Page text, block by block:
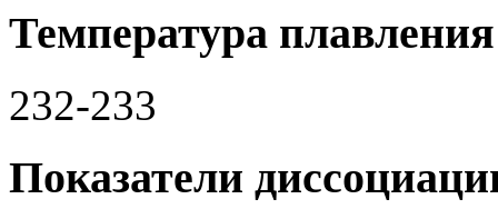
Температура
232-233
Показатели